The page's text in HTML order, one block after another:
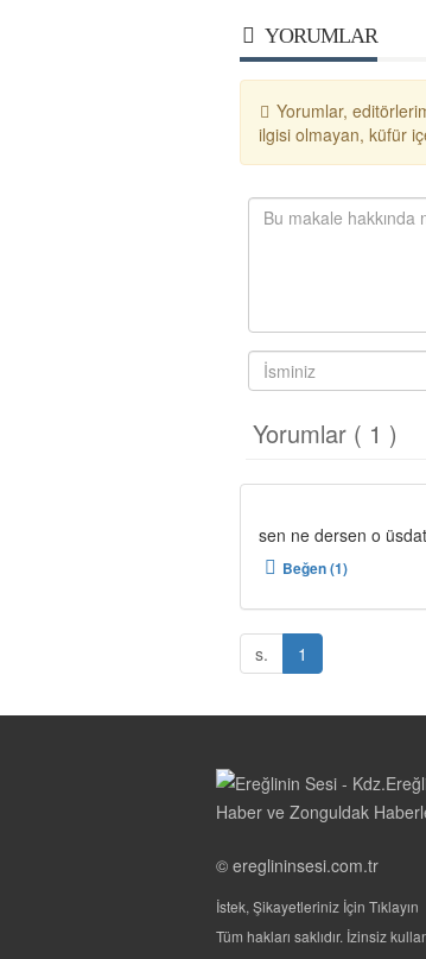
YORUMLAR
Yorumlar,
ilgisi olmayan, küfür
Yorumlar ( 1 )
sen ne dersen o
Beğen (1)
s. 1
© ereglininsesi.com.tr
İstek, Şikayetleriniz İçin Tıklayın
Tüm hakları saklıdır. İzinsiz